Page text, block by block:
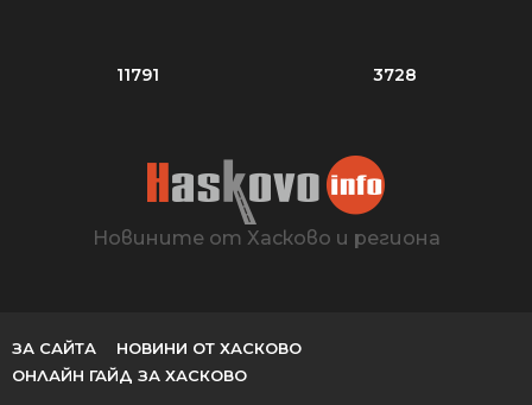
11791 3728
Новините от Хасково и региона
ЗА САЙТА
НОВИНИ ОТ ХАСКОВО
ОНЛАЙН ГАЙД ЗА ХАСКОВО